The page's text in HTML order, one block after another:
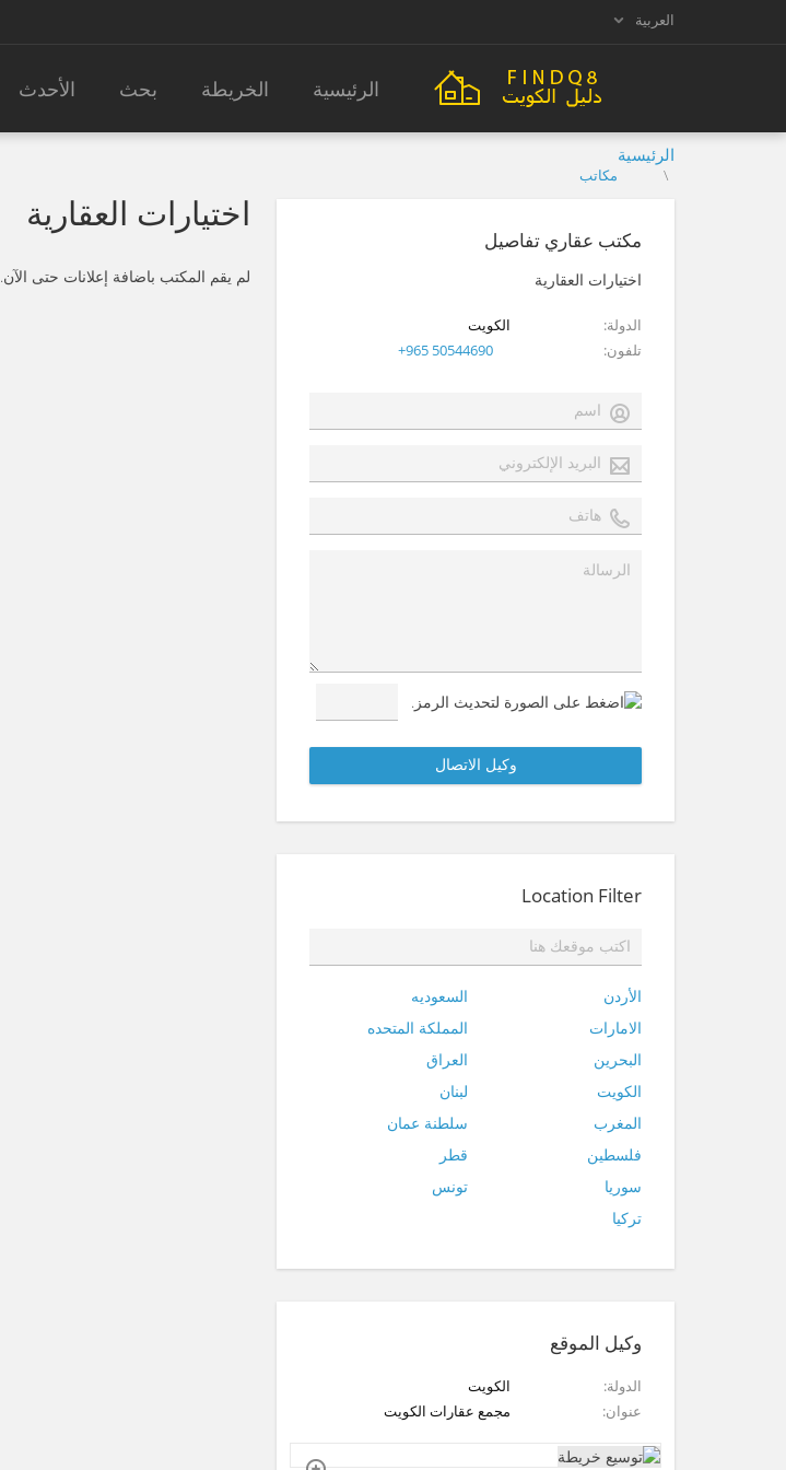
العربية
الرئيسية الخريطة بحث الأحدث
الرئيسية
مكاتب
مكتب عقاري تفاصيل
اختيارات العقارية
الدولة
الكويت
تلفون
+965 50544690
Location Filter
الأردن
السعوديه
الامارات
المملكة المتحده
البحرين
العراق
الكويت
لبنان
المغرب
سلطنة عمان
فلسطين
قطر
سوريا
تونس
تركيا
وكيل الموقع
الدولة
الكويت
عنوان
مجمع عقارات الكويت
اختيارات العقارية
لم يقم المكتب باضافة إعلانات حتى الآن.